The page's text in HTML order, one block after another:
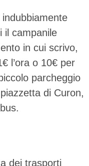
indubbiamente
il campanile
in cui scrivo,
l’ora o 10€ per
parcheggio
di Curon,
dei trasporti